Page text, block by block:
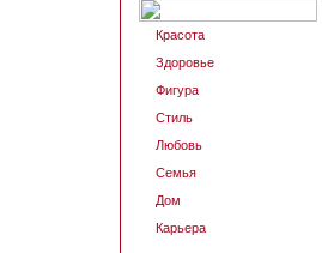
Красота
Здоровье
Фигура
Стиль
Любовь
Семья
Дом
Карьера